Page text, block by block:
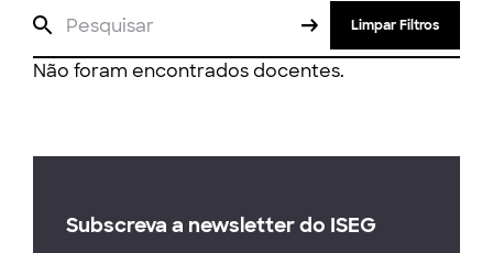
Limpar Filtros
Não foram encontrados docentes.
Subscreva a newsletter do ISEG